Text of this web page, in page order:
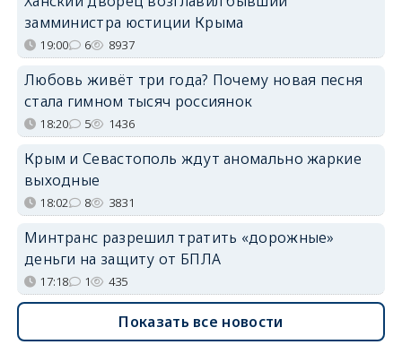
замминистра юстиции Крыма
19:00 6 8937
Любовь живёт три года? Почему новая песня
стала гимном тысяч россиянок
18:20 5 1436
Крым и Севастополь ждут аномально жаркие
выходные
18:02 8 3831
Минтранс разрешил тратить «дорожные»
деньги на защиту от БПЛА
17:18 1 435
Показать все новости